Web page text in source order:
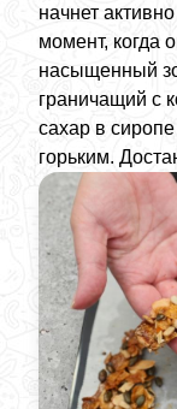
начнет
момент, когда
насыщенный
граничащий с
сахар в
горьким.